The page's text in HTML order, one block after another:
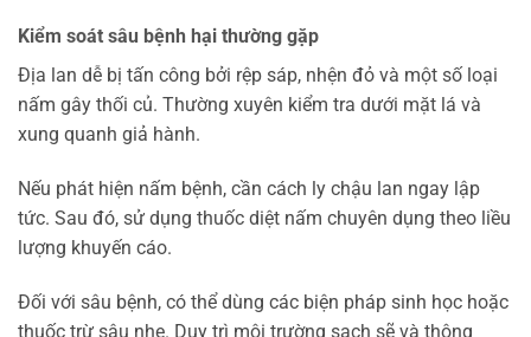
Kiểm soát sâu bệnh hại thường gặp
Địa lan dễ bị tấn công bởi rệp sáp, nhện đỏ và một số loại
nấm gây thối củ. Thường xuyên kiểm tra dưới mặt lá và
xung quanh giả hành.
Nếu phát hiện nấm bệnh, cần cách ly chậu lan ngay lập
tức. Sau đó, sử dụng thuốc diệt nấm chuyên dụng theo liều
lượng khuyến cáo.
Đối với sâu bệnh, có thể dùng các biện pháp sinh học hoặc
thuốc trừ sâu nhẹ. Duy trì môi trường sạch sẽ và thông